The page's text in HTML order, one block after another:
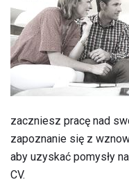
zaczniesz pracę nad
zapoznanie się z
aby uzyskać pomysły
CV.